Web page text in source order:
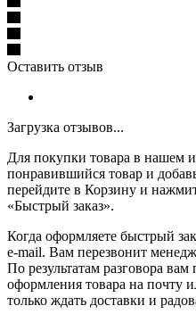
Оставить отзыв
Загрузка отзывов...
Для покупки товара в нашем
понравившийся товар и
перейдите в Корзину и
«Быстрый заказ».
Когда оформляете быстрый
e-mail. Вам перезвонит
По результатам разговора
оформления товара на почту
только ждать доставки и